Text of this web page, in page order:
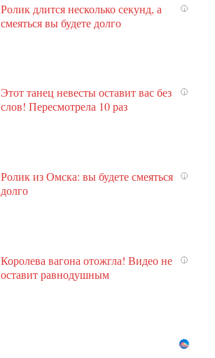
i
Ролик длится несколько секунд, а
смеяться вы будете долго
i
Этот танец невесты оставит вас без
слов! Пересмотрела 10 раз
i
Ролик из Омска: вы будете смеяться
долго
i
Королева вагона отожгла! Видео не
оставит равнодушным